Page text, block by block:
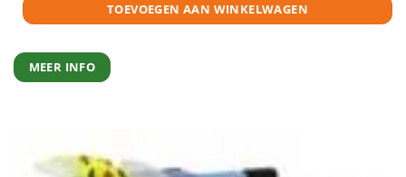
TOEVOEGEN AAN WINKELWAGEN
MEER INFO